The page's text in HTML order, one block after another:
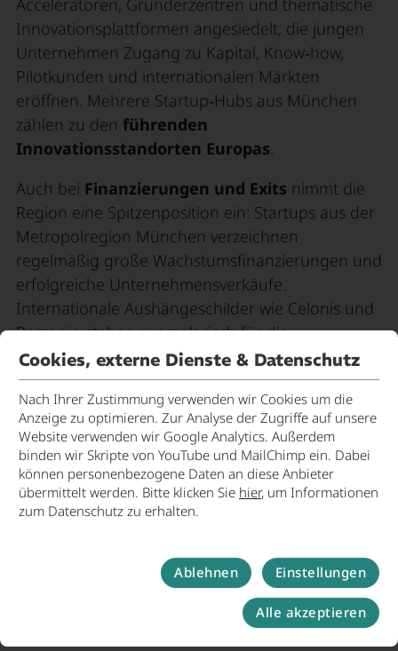
Acceleratoren, Gründerzentren und thematische
Innovationsplattformen angesiedelt, die jungen
Unternehmen Zugang zu Kapital, Know‑how,
Pilotkunden und internationalen Märkten
eröffnen. Mehrere Startup‑Hubs aus München
zählen zu den führenden
Innovationsstandorten Europas.
Auch bei Finanzierungen und Exits nimmt die
Region eine Spitzenposition ein: Startups aus der
Metropolregion München verzeichnen
regelmäßig große Wachstumsfinanzierungen und
erfolgreiche Unternehmensverkäufe.
Internationale Aushängeschilder wie Celonis und
Personio stehen exemplarisch für die
Skalierungs‑ und Internationalisierungskraft des
Münchner Startup‑Ökosystems.
Insgesamt bietet die Metropolregion München
ideale Bedingungen für Gründerinnen und
Gründer: eine hohe Dichte an Talenten, starke
Kapitalgeber, eine innovationsfreundliche
Wirtschaftsstruktur sowie eine hohe
Region zu einem der attraktivsten Standorte für
Startups, Investoren und Zukunftstechnologien in
Cookies, externe Dienste & Datenschutz
Nach Ihrer Zustimmung verwenden wir Cookies um die
Anzeige zu optimieren. Zur Analyse der Zugriffe auf unsere
Website verwenden wir Google Analytics. Außerdem
binden wir Skripte von YouTube und MailChimp ein. Dabei
können personenbezogene Daten an diese Anbieter
übermittelt werden. Bitte klicken Sie hier, um Informationen
zum Datenschutz zu erhalten.
Ablehnen Einstellungen
Alle akzeptieren